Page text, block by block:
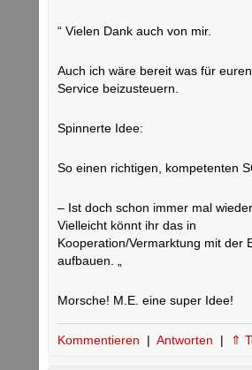
“ Vielen Dank auch von mir.
Auch ich wäre bereit was für
Service beizusteuern.
Spinnerte Idee:
So einen richtigen, kompetenten
– Ist doch schon immer mal
Vielleicht könnt ihr das in
Kooperation/Vermarktung mit der
aufbauen. „
Morsche! M.E. eine super Idee!
Kommentieren | Antworten | ⇑